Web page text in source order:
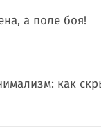
а поле боя!
как